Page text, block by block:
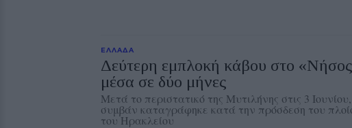
ΕΛΛΑΔΑ
Δεύτερη εμπλοκή κάβου στο
μέσα σε δύο μήνες
Μετά το περιστατικό της Μυτιλήνης στις 3
συμβάν καταγράφηκε κατά την πρόσδεση του
του Ηρακλείου